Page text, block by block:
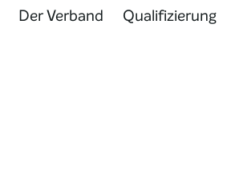
Der Verband Qualifizierung